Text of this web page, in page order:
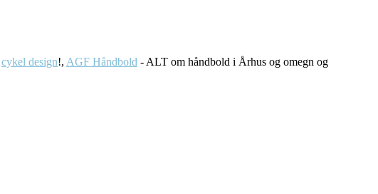
cykel design!, AGF Håndbold - ALT om håndbold i Århus og omegn og